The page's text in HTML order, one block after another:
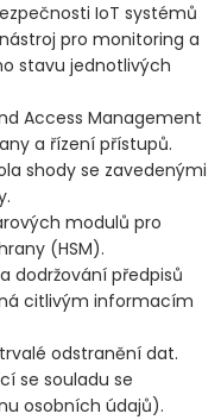
IoT systémů
pro monitoring a
stavu jednotlivých
Access Management
a řízení přístupů.
shody se zavedenými
modulů pro
(HSM).
dodržování předpisů
citlivým informacím
odstranění dat.
se souladu se
osobních údajů).